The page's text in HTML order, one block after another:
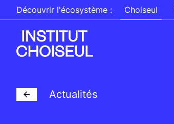
Découvrir l'écosystème : Choiseul
Actualités